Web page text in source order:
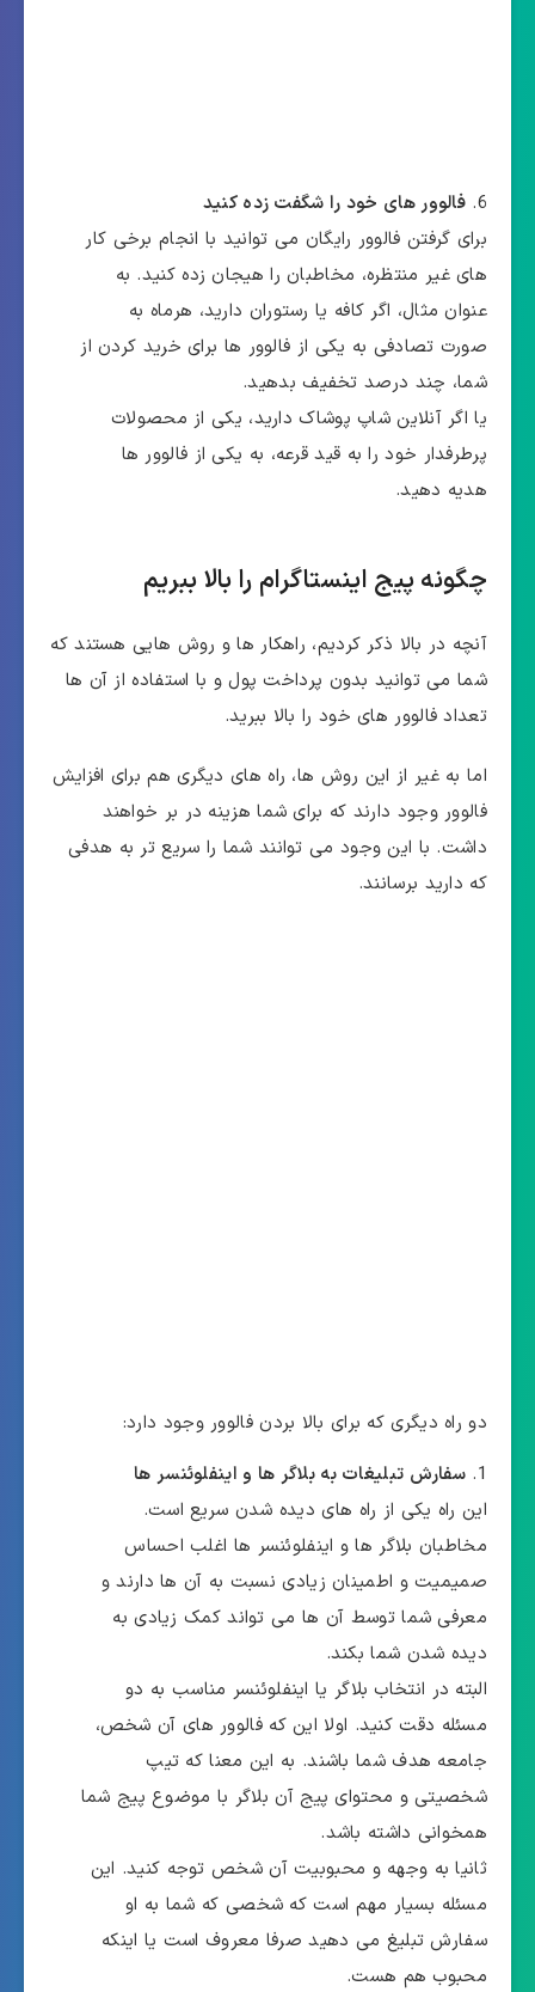
فالوور های خود را شگفت زده کنید
برای گرفتن فالوور رایگان می توانید با انجام برخی کار
های غیر منتظره، مخاطبان را هیجان زده کنید. به
عنوان مثال، اگر کافه یا رستوران دارید، هرماه به
صورت تصادفی به یکی از فالوور ها برای خرید کردن از
شما، چند درصد تخفیف بدهید.
یا اگر آنلاین شاپ پوشاک دارید، یکی از محصولات
پرطرفدار خود را به قید قرعه، به یکی از فالوور ها
هدیه دهید.
چگونه پیج اینستاگرام را بالا ببریم
آنچه در بالا ذکر کردیم، راهکار ها و روش هایی هستند که
شما می توانید بدون پرداخت پول و با استفاده از آن ها
تعداد فالوور های خود را بالا ببرید.
اما به غیر از این روش ها، راه های دیگری هم برای افزایش
فالوور وجود دارند که برای شما هزینه در بر خواهند
داشت. با این وجود می توانند شما را سریع تر به هدفی
که دارید برسانند.
دو راه دیگری که برای بالا بردن فالوور وجود دارد:
سفارش تبلیغات به بلاگر ها و اینفلوئنسر ها
این راه یکی از راه های دیده شدن سریع است.
مخاطبان بلاگر ها و اینفلوئنسر ها اغلب احساس
صمیمیت و اطمینان زیادی نسبت به آن ها دارند و
معرفی شما توسط آن ها می تواند کمک زیادی به
دیده شدن شما بکند.
البته در انتخاب بلاگر یا اینفلوئنسر مناسب به دو
مسئله دقت کنید. اولا این که فالوور های آن شخص،
جامعه هدف شما باشند. به این معنا که تیپ
شخصیتی و محتوای پیج آن بلاگر با موضوع پیج شما
همخوانی داشته باشد.
ثانیا به وجهه و محبوبیت آن شخص توجه کنید. این
مسئله بسیار مهم است که شخصی که شما به او
سفارش تبلیغ می دهید صرفا معروف است یا اینکه
محبوب هم هست.